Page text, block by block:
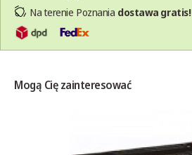
Na terenie Poznania dostawa gratis!
Mogą Cię zainteresować